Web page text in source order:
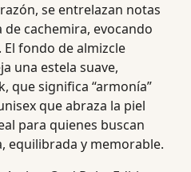
se entrelazan notas
cachemira, evocando
fondo de almizcle
una estela suave,
que significa “armonía”
que abraza la piel
para quienes buscan
equilibrada y memorable.